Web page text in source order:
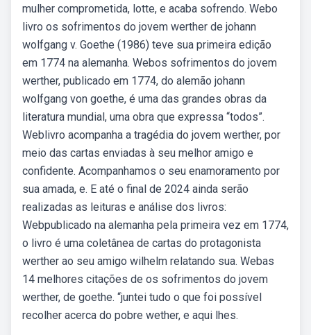
mulher comprometida, lotte, e acaba sofrendo. Webo
livro os sofrimentos do jovem werther de johann
wolfgang v. Goethe (1986) teve sua primeira edição
em 1774 na alemanha. Webos sofrimentos do jovem
werther, publicado em 1774, do alemão johann
wolfgang von goethe, é uma das grandes obras da
literatura mundial, uma obra que expressa “todos”.
Weblivro acompanha a tragédia do jovem werther, por
meio das cartas enviadas à seu melhor amigo e
confidente. Acompanhamos o seu enamoramento por
sua amada, e. E até o final de 2024 ainda serão
realizadas as leituras e análise dos livros:
Webpublicado na alemanha pela primeira vez em 1774,
o livro é uma coletânea de cartas do protagonista
werther ao seu amigo wilhelm relatando sua. Webas
14 melhores citações de os sofrimentos do jovem
werther, de goethe. “juntei tudo o que foi possível
recolher acerca do pobre wether, e aqui lhes.